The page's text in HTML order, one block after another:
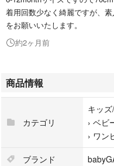
着用回数少なく綺麗ですが、
をお願いいたします。
約2ヶ月前
商品情報
カテゴリ
キッ
› ベビ
› ワン
ブランド